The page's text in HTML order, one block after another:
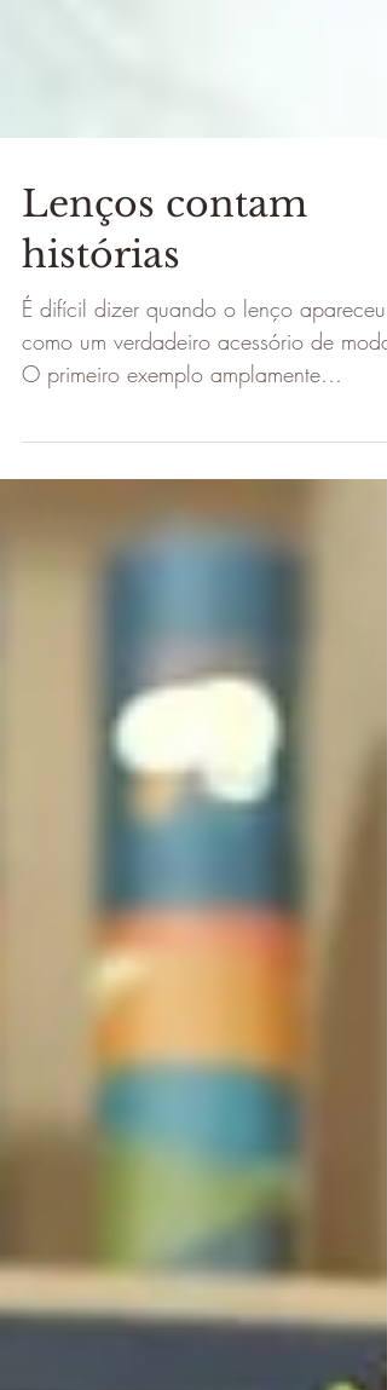
Lenços contam
histórias
como um verdadeiro acessório de moda.
O primeiro exemplo amplamente
registrado de um lenço data...